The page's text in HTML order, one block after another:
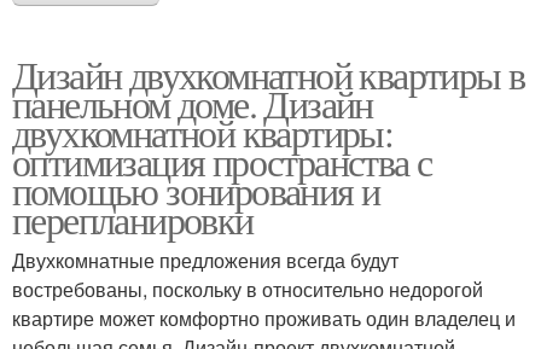
Дизайн двухкомнатной квартиры в
панельном доме. Дизайн
двухкомнатной квартиры:
оптимизация пространства с
помощью зонирования и
перепланировки
Двухкомнатные предложения всегда будут
востребованы, поскольку в относительно недорогой
квартире может комфортно проживать один владелец и